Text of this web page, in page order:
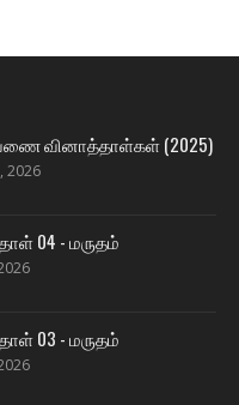
வினாத்தாள்கள் (2025)
2026
04 - மருதம்
03 - மருதம்